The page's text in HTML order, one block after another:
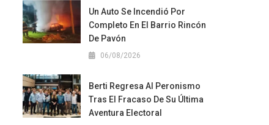
Un Auto Se Incendió Por
Completo En El Barrio Rincón
De Pavón
06/08/2026
Berti Regresa Al Peronismo
Tras El Fracaso De Su Última
Aventura Electoral